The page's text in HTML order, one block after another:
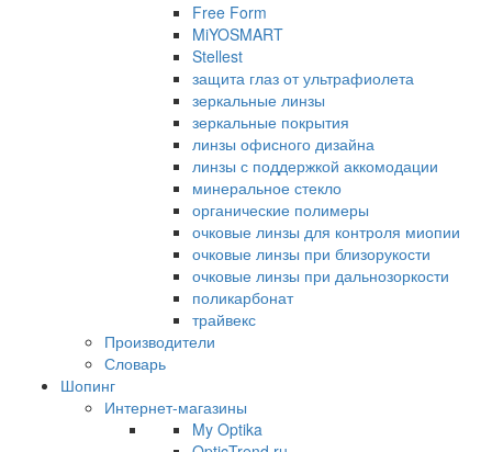
Free Form
MiYOSMART
Stellest
защита глаз от ультрафиолета
зеркальные линзы
зеркальные покрытия
линзы офисного дизайна
линзы с поддержкой аккомодации
минеральное стекло
органические полимеры
очковые линзы для контроля миопии
очковые линзы при близорукости
очковые линзы при дальнозоркости
поликарбонат
трайвекс
Производители
Словарь
Шопинг
Интернет-магазины
My Optika